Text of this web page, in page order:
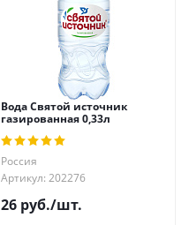
Вода Святой источник
газированная 0,33л
Россия
Артикул: 202276
26 руб./шт.